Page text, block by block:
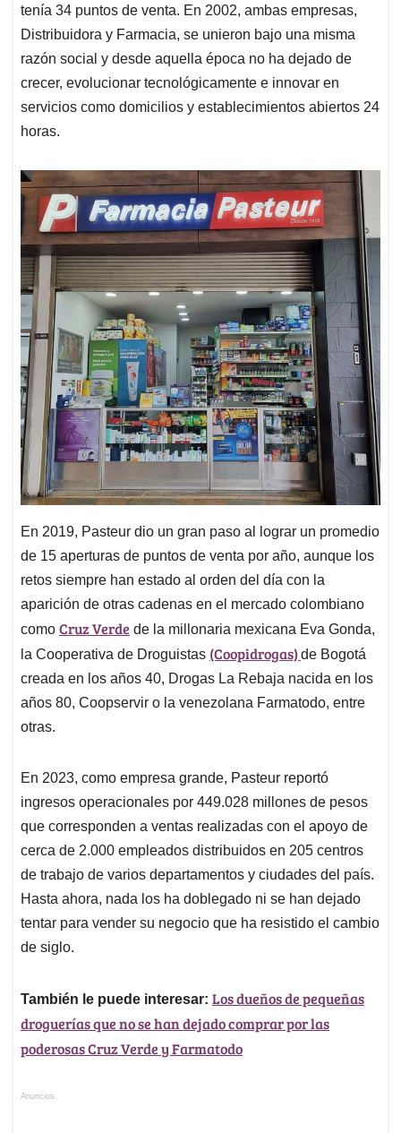
tenía 34 puntos de venta. En 2002, ambas empresas,
Distribuidora y Farmacia, se unieron bajo una misma
razón social y desde aquella época no ha dejado de
crecer, evolucionar tecnológicamente e innovar en
servicios como domicilios y establecimientos abiertos 24
horas.
En 2019, Pasteur dio un gran paso al lograr un promedio
de 15 aperturas de puntos de venta por año, aunque los
retos siempre han estado al orden del día con la
aparición de otras cadenas en el mercado colombiano
como Cruz Verde de la millonaria mexicana Eva Gonda,
la Cooperativa de Droguistas (Coopidrogas)de Bogotá
creada en los años 40, Drogas La Rebaja nacida en los
años 80, Coopservir o la venezolana Farmatodo, entre
otras.
En 2023, como empresa grande, Pasteur reportó
ingresos operacionales por 449.028 millones de pesos
que corresponden a ventas realizadas con el apoyo de
cerca de 2.000 empleados distribuidos en 205 centros
de trabajo de varios departamentos y ciudades del país.
Hasta ahora, nada los ha doblegado ni se han dejado
tentar para vender su negocio que ha resistido el cambio
de siglo.
También le puede interesar: Los dueños de pequeñas
droguerías que no se han dejado comprar por las
poderosas Cruz Verde y Farmatodo
Anuncios.